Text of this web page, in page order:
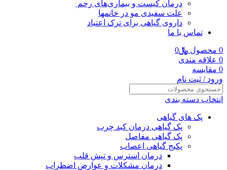
درمان کیست و بیماری‌های رحم
علت سفیدی مو در خانمها
داروی گیاهی برای ترک اعتیاد
تماس با ما
0 محصول ﷼0
0 علاقه مندی
0 مقایسه
ورود / ثبت نام
انتخاب دسته بندی
پک های گیاهی
پک گیاهی درمان کبد چرب
پک گیاهی مفاصل
پکیج گیاهی اعصاب
درمان استرس و تپش قلب
درمان مشکلات و عوارض اضطراب